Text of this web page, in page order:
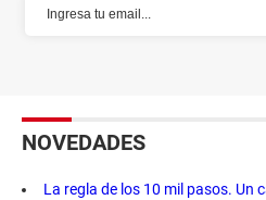
NOVEDADES
La regla de los 10 mil pasos. Un